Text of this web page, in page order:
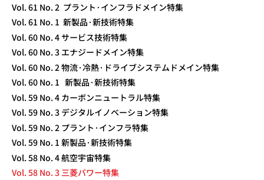
Vol. 61 No. 2 プラント·インフラドメイン特集
Vol. 61 No. 1 新製品·新技術特集
Vol. 60 No. 4 サービス技術特集
Vol. 60 No. 3 エナジードメイン特集
Vol. 60 No. 2 物流·冷熱·ドライブシステムドメイン特集
Vol. 60 No. 1 新製品·新技術特集
Vol. 59 No. 4 カーボンニュートラル特集
Vol. 59 No. 3 デジタルイノベーション特集
Vol. 59 No. 2 プラント·インフラ特集
Vol. 59 No. 1 新製品·新技術特集
Vol. 58 No. 4 航空宇宙特集
Vol. 58 No. 3 三菱パワー特集